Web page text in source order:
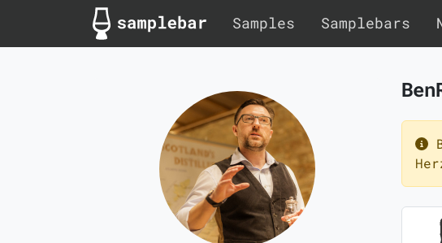
Samples Samplebars